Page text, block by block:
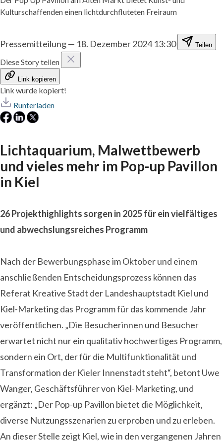
Kulturschaffenden einen lichtdurchfluteten Freiraum
Pressemitteilung— 18. Dezember 2024 13:30 Teilen
Diese Story teilen
Link kopieren
Link wurde kopiert!
Runterladen
Lichtaquarium, Malwettbewerb
und vieles mehr im Pop-up Pavillon
in Kiel
26 Projekthighlights sorgen in 2025für ein vielfältiges
und abwechslungsreiches Programm
Nach der Bewerbungsphase im Oktober und einem
anschließenden Entscheidungsprozess können das
Referat Kreative Stadt der Landeshauptstadt Kiel und
Kiel-Marketing das Programm für das kommende Jahr
veröffentlichen. „Die Besucherinnen und Besucher
erwartet nicht nur ein qualitativ hochwertiges Programm,
sondern ein Ort, der für die Multifunktionalität und
Transformation der Kieler Innenstadt steht“, betont Uwe
Wanger, Geschäftsführer von Kiel-Marketing, und
ergänzt: „Der Pop-up Pavillon bietet die Möglichkeit,
diverse Nutzungsszenarien zu erproben und zu erleben.
An dieser Stelle zeigt Kiel, wie in den vergangenen Jahren